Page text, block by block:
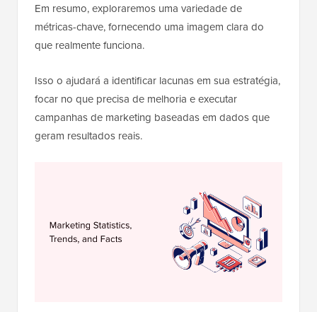
Em resumo, exploraremos uma variedade de
métricas-chave, fornecendo uma imagem clara do
que realmente funciona.
Isso o ajudará a identificar lacunas em sua estratégia,
focar no que precisa de melhoria e executar
campanhas de marketing baseadas em dados que
geram resultados reais.